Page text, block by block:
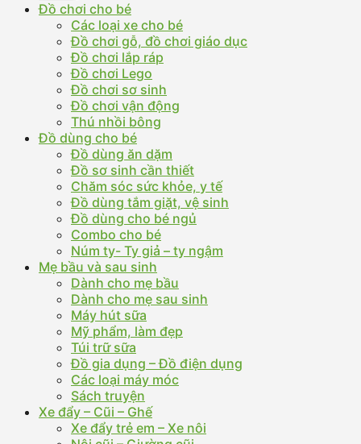
Đồ chơi cho bé
Các loại xe cho bé
Đồ chơi gỗ, đồ chơi giáo dục
Đồ chơi lắp ráp
Đồ chơi Lego
Đồ chơi sơ sinh
Đồ chơi vận động
Thú nhồi bông
Đồ dùng cho bé
Đồ dùng ăn dặm
Đồ sơ sinh cần thiết
Chăm sóc sức khỏe, y tế
Đồ dùng tắm giặt, vệ sinh
Đồ dùng cho bé ngủ
Combo cho bé
Núm ty- Ty giả – ty ngậm
Mẹ bầu và sau sinh
Dành cho mẹ bầu
Dành cho mẹ sau sinh
Máy hút sữa
Mỹ phẩm, làm đẹp
Túi trữ sữa
Đồ gia dụng – Đồ điện dụng
Các loại máy móc
Sách truyện
Xe đẩy – Cũi – Ghế
Xe đẩy trẻ em – Xe nôi